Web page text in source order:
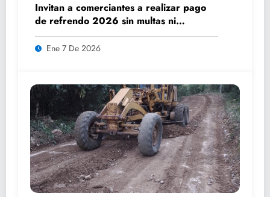
Invitan a comerciantes a realizar pago
de refrendo 2026 sin multas ni
recargos
Ene 7 De 2026